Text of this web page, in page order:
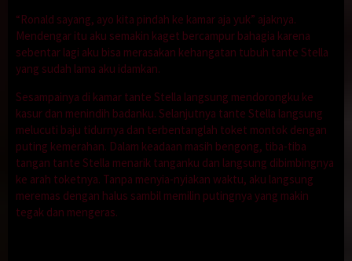
“Ronald sayang, ayo kita pindah ke kamar aja yuk” ajaknya.
Mendengar itu aku semakin kaget bercampur bahagia karena
sebentar lagi aku bisa merasakan kehangatan tubuh tante Stella
yang sudah lama aku idamkan.
Sesampainya di kamar tante Stella langsung mendorongku ke
kasur dan menindih badanku. Selanjutnya tante Stella langsung
melucuti baju tidurnya dan terbentanglah toket montok dengan
puting kemerahan. Dalam keadaan masih bengong, tiba-tiba
tangan tante Stella menarik tanganku dan langsung dibimbingnya
ke arah toketnya. Tanpa menyia-nyiakan waktu, aku langsung
meremas dengan halus sambil memilin putingnya yang makin
tegak dan mengeras.